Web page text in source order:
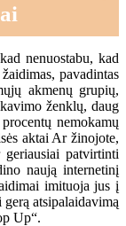
nenuostabu, kad
pavadintas
akmenų grupių,
ženklų, daug
nemokamų
aktai Ar žinojote,
patvirtinti
naują internetinį
imituoja jus į
atsipalaidavimą
Up“.